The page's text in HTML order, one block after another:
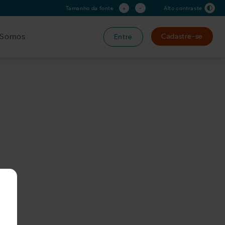
Tamanho da fonte + - Alto contraste
Entre Cadastre-se